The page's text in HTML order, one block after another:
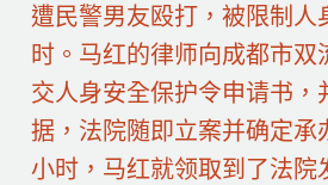
遭民警男友殴打，被限制人
时。马红的律师向成都市双
交人身安全保护令申请书，
据，法院随即立案并确定承
小时，马红就领取到了法院